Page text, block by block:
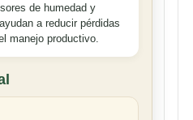
de humedad y
a reducir pérdidas
manejo productivo.